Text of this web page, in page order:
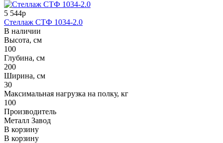
5 544р
Стеллаж СТФ 1034-2.0
В наличии
Высота, см
100
Глубина, см
200
Ширина, см
30
Максимальная нагрузка на полку, кг
100
Производитель
Металл Завод
В корзину
В корзину